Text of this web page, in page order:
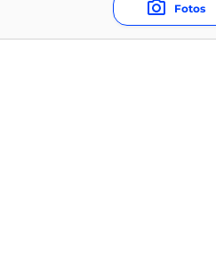
Fotos